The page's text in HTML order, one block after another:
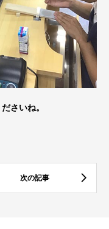
さいね。